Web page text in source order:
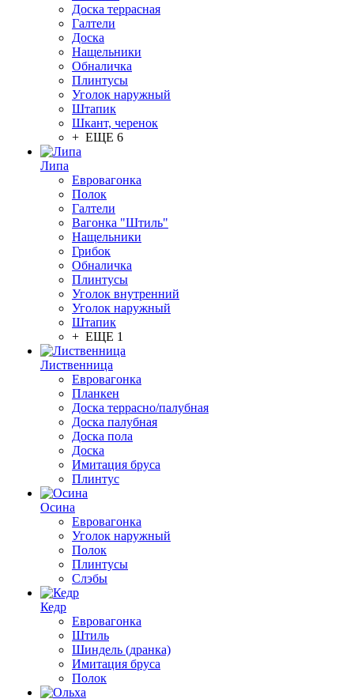
Доска террасная
Галтели
Доска
Нащельники
Обналичка
Плинтусы
Уголок наружный
Штапик
Шкант, черенок
+ ЕЩЕ 6
Липа
Евровагонка
Полок
Галтели
Вагонка "Штиль"
Нащельники
Грибок
Обналичка
Плинтусы
Уголок внутренний
Уголок наружный
Штапик
+ ЕЩЕ 1
Лиственница
Евровагонка
Планкен
Доска террасно/палубная
Доска палубная
Доска пола
Доска
Имитация бруса
Плинтус
Осина
Евровагонка
Уголок наружный
Полок
Плинтусы
Слэбы
Кедр
Евровагонка
Штиль
Шиндель (дранка)
Имитация бруса
Полок